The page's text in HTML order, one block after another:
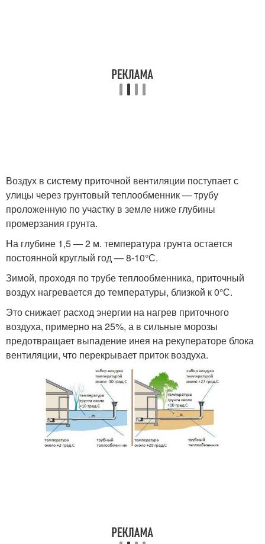
Воздух в систему приточной вентиляции поступает с
улицы через грунтовый теплообменник — трубу
проложенную по участку в земле ниже глубины
промерзания грунта.
На глубине 1,5 — 2 м. температура грунта остается
постоянной круглый год — 8-10°С.
Зимой, проходя по трубе теплообменника, приточный
воздух нагревается до температуры, близкой к 0°С.
Это снижает расход энергии на нагрев приточного
воздуха, примерно на 25%, а в сильные морозы
предотвращает выпадение инея на рекуператоре блока
вентиляции, что перекрывает приток воздуха.